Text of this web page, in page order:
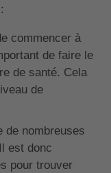
commencer à
de faire le
de santé. Cela
de
de nombreuses
est donc
pour trouver